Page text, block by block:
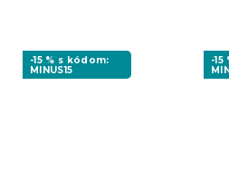
-15 % s kódom:
MINUS15
-